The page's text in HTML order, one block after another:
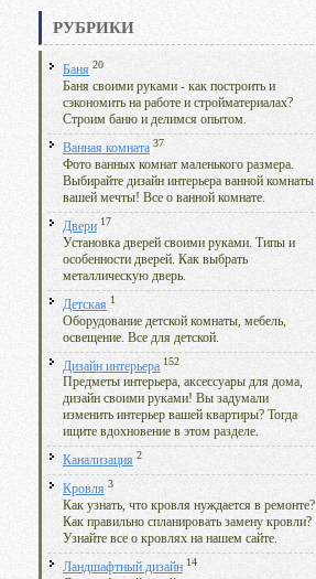
РУБРИКИ
Баня 20
Баня своими руками - как построить и
сэкономить на работе и стройматериалах?
Строим баню и делимся опытом.
Ванная комната 37
Фото ванных комнат маленького размера.
Выбирайте дизайн интерьера ванной комнаты
вашей мечты! Все о ванной комнате.
Двери 17
Установка дверей своими руками. Типы и
особенности дверей. Как выбрать
металлическую дверь.
Детская 1
Оборудование детской комнаты, мебель,
освещение. Все для детской.
Дизайн интерьера 152
Предметы интерьера, аксессуары для дома,
дизайн своими руками! Вы задумали
изменить интерьер вашей квартиры? Тогда
ищите вдохновение в этом разделе.
Канализация 2
Кровля 3
Как узнать, что кровля нуждается в ремонте?
Как правильно спланировать замену кровли?
Узнайте все о кровлях на нашем сайте.
Ландшафтный дизайн 14